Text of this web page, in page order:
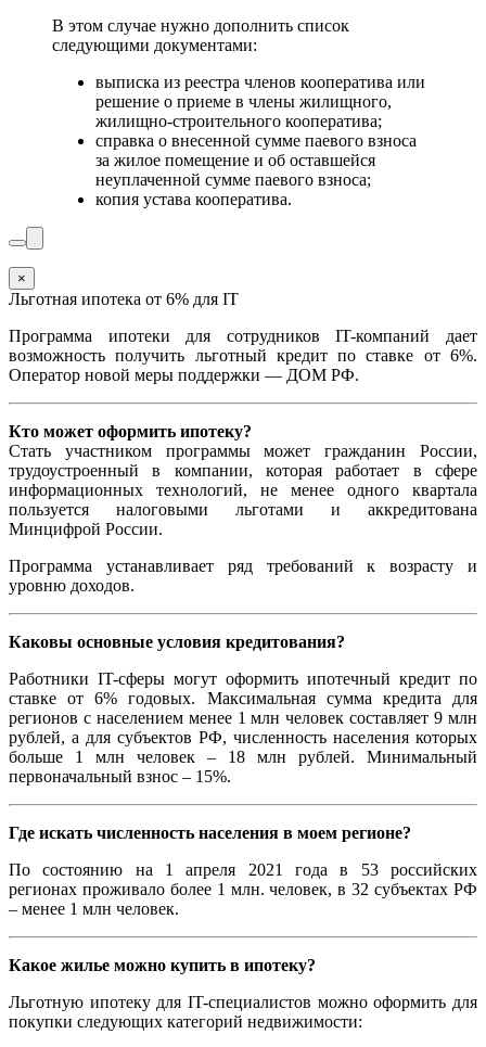
В этом случае нужно дополнить список
следующими документами:
выписка из реестра членов кооператива или
решение о приеме в члены жилищного,
жилищно-строительного кооператива;
справка о внесенной сумме паевого взноса
за жилое помещение и об оставшейся
неуплаченной сумме паевого взноса;
копия устава кооператива.
×
Льготная ипотека от 6% для IT
Программа ипотеки для сотрудников IT-компаний дает
возможность получить льготный кредит по ставке от 6%.
Оператор новой меры поддержки — ДОМ РФ.
Кто может оформить ипотеку?
Стать участником программы может гражданин России,
трудоустроенный в компании, которая работает в сфере
информационных технологий, не менее одного квартала
пользуется налоговыми льготами и аккредитована
Минцифрой России.
Программа устанавливает ряд требований к возрасту и
уровню доходов.
Каковы основные условия кредитования?
Работники IT-сферы могут оформить ипотечный кредит по
ставке от 6% годовых. Максимальная сумма кредита для
регионов с населением менее 1 млн человек составляет 9 млн
рублей, а для субъектов РФ, численность населения которых
больше 1 млн человек – 18 млн рублей. Минимальный
первоначальный взнос – 15%.
Где искать численность населения в моем регионе?
По состоянию на 1 апреля 2021 года в 53 российских
регионах проживало более 1 млн. человек, в 32 субъектах РФ
– менее 1 млн человек.
Какое жилье можно купить в ипотеку?
Льготную ипотеку для IT-специалистов можно оформить для
покупки следующих категорий недвижимости: